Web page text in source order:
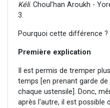
Kéli. Choul’han Aroukh -
3.
Pourquoi cette différence ?
Première explication
Il est permis de tremper
temps [en prenant garde
chaque ustensile]. Donc,
après l'autre, il est possible